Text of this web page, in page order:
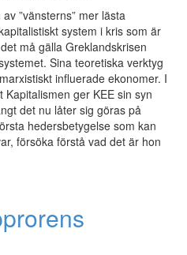
”vänsterns” mer lästa
system i kris som är
må gälla Greklandskrisen
Sina teoretiska verktyg
influerade ekonomer. I
ger KEE sin syn
det nu låter sig göras på
hedersbetygelse som kan
försöka förstå vad det är hon